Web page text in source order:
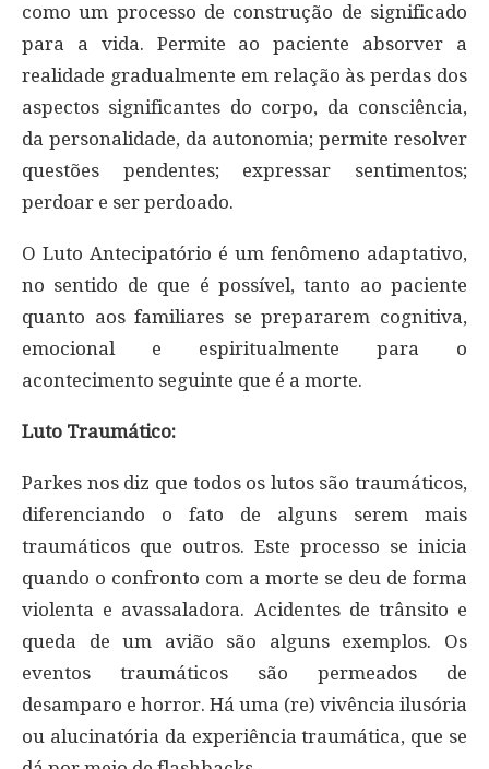
como um processo de construção de significado
para a vida. Permite ao paciente absorver a
realidade gradualmente em relação às perdas dos
aspectos significantes do corpo, da consciência,
da personalidade, da autonomia; permite resolver
questões pendentes; expressar sentimentos;
perdoar e ser perdoado.
O Luto Antecipatório é um fenômeno adaptativo,
no sentido de que é possível, tanto ao paciente
quanto aos familiares se prepararem cognitiva,
emocional e espiritualmente para o
acontecimento seguinte que é a morte.
Luto Traumático:
Parkes nos diz que todos os lutos são traumáticos,
diferenciando o fato de alguns serem mais
traumáticos que outros. Este processo se inicia
quando o confronto com a morte se deu de forma
violenta e avassaladora. Acidentes de trânsito e
queda de um avião são alguns exemplos. Os
eventos traumáticos são permeados de
desamparo e horror. Há uma (re) vivência ilusória
ou alucinatória da experiência traumática, que se